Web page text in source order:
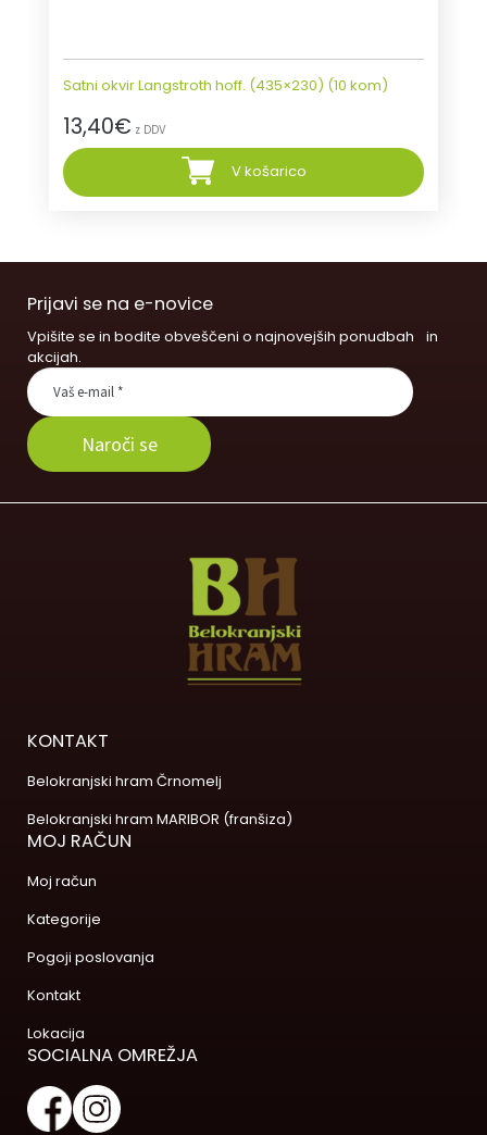
Satni okvir Langstroth hoff. (435×230) (10 kom)
13,40€ z DDV
V košarico
Prijavi se na e-novice
Vpišite se in bodite obveščeni o najnovejših ponudbah in
akcijah.
KONTAKT
Belokranjski hram Črnomelj
Belokranjski hram MARIBOR (franšiza)
MOJ RAČUN
Moj račun
Kategorije
Pogoji poslovanja
Kontakt
Lokacija
SOCIALNA OMREŽJA